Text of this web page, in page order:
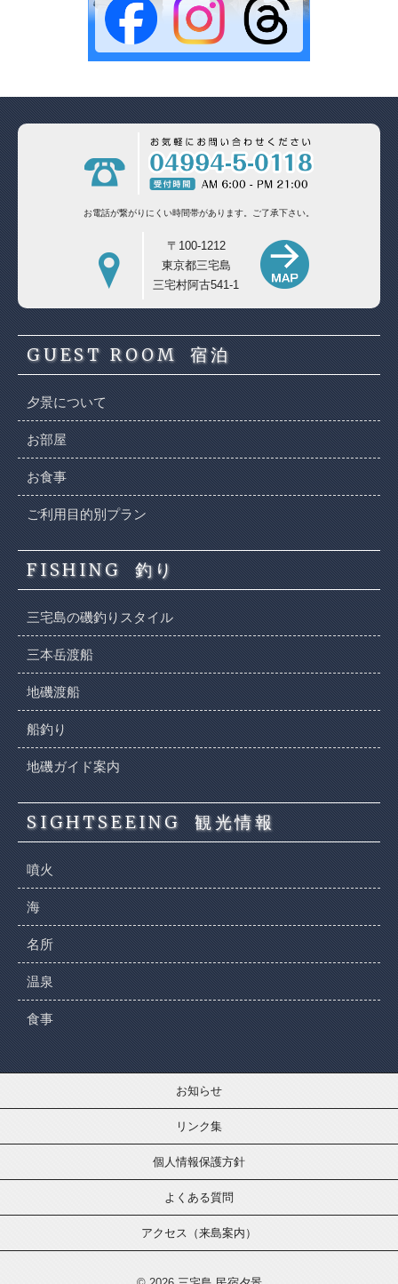
お電話が繋がりにくい時間帯があります。 ご了承下さい。
〒100-1212
東京都三宅島
三宅村阿古541-1
GUEST ROOM 宿泊
夕景について
お部屋
お食事
ご利用目的別プラン
FISHING 釣り
三宅島の磯釣りスタイル
三本岳渡船
地磯渡船
船釣り
地磯ガイド案内
SIGHTSEEING 観光情報
噴火
海
名所
温泉
食事
お知らせ
リンク集
個人情報保護方針
よくある質問
アクセス（来島案内）